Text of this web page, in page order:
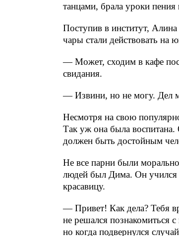
танцами, брала уроки
Поступив в институт, Алина
чары стали действовать на
— Может, сходим в кафе
свидания.
— Извини, но не могу. Дел
Несмотря на свою
Так уж она была воспитана.
должен быть достойным
Не все парни были
людей был Дима. Он учился
красавицу.
— Привет! Как дела? Тебя
не решался познакомиться
но когда подвернулся